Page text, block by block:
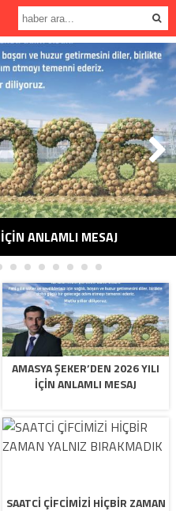
ANLAMLI MESAJ
AMASYA ŞEKER’DEN 2026 YILI
İÇİN ANLAMLI MESAJ
SAATCİ ÇİFCİMİZİ HİÇBİR ZAMAN